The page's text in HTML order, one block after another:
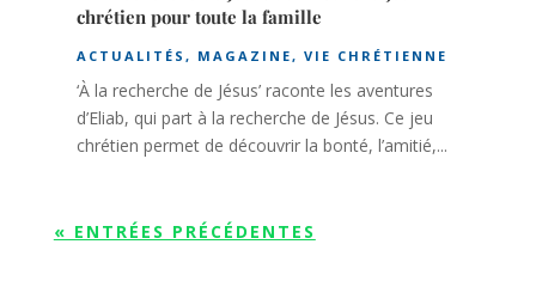
chrétien pour toute la famille
ACTUALITÉS , MAGAZINE, VIE CHRÉTIENNE
‘À la recherche de Jésus’ raconte les aventures
d’Eliab, qui part à la recherche de Jésus. Ce jeu
chrétien permet de découvrir la bonté, l’amitié,...
« ENTRÉES PRÉCÉDENTES